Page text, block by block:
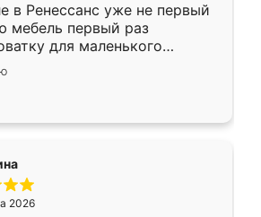
в Ренессанс уже не первый
мебель первый раз
для маленького
рождении ,во второй раз
купе. По качеству очень
достаточно быстрая,
же он более разнообразный.
что-то потребуется из
только здесь.
2026